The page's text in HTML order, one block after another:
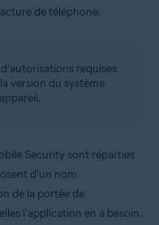
de téléphone.
requises
version du système
Security sont réparties
d'un nom
de la portée de
l'application en a besoin.